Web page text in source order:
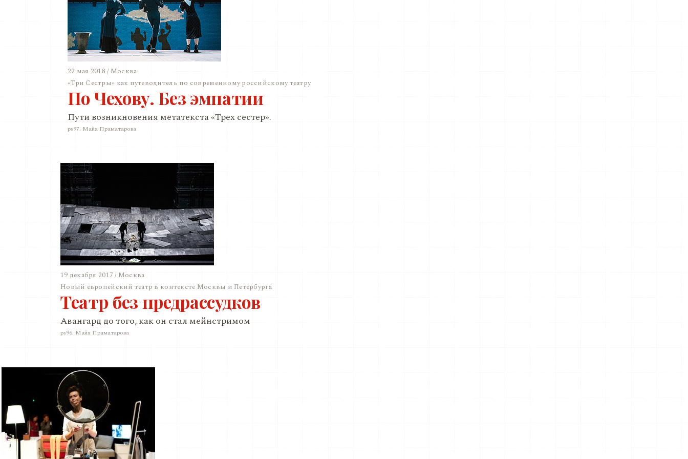
22 мая 2018 / Москва
«Три Сестры» как путеводитель по современному российскому театру
По Чехову. Без эмпатии
Пути возникновения метатекста «Трех сестер».
ps97. Майя Праматарова
19 декабря 2017 / Москва
Новый европейский театр в контексте Москвы и Петербурга
Театр без предрассудков
Авангард до того, как он стал мейнстримом
ps96. Майя Праматарова